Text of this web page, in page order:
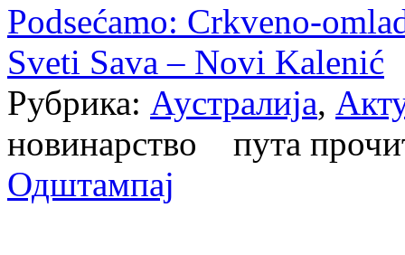
Podsećamo: Crkveno-
Sveti Sava – Novi Kalenić
Рубрика: Аустралија,
новинарство пута
Одштампај